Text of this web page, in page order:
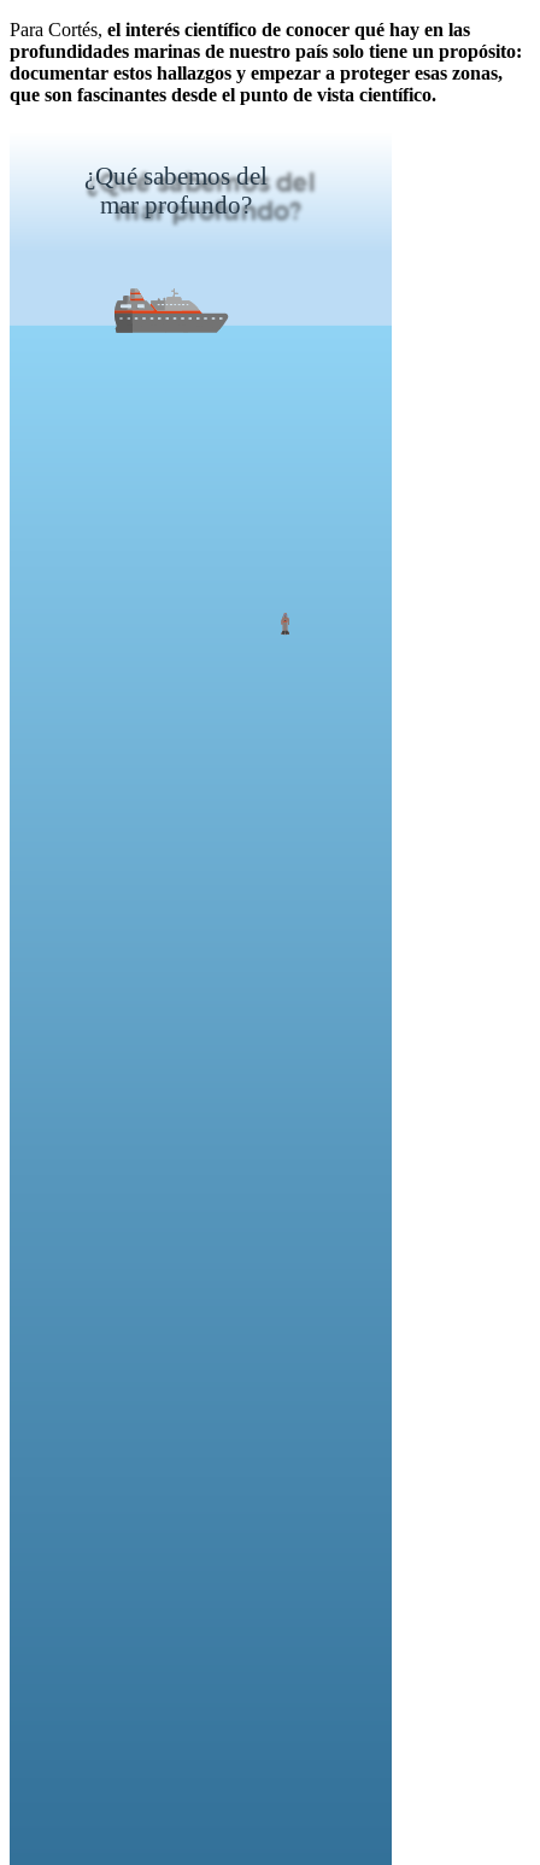
Para Cortés, el interés científico de conocer qué hay en las
profundidades marinas de nuestro país solo tiene un propósito:
documentar estos hallazgos y empezar a proteger esas zonas,
que son fascinantes desde el punto de vista científico.
¿Qué sabemos del
mar profundo?